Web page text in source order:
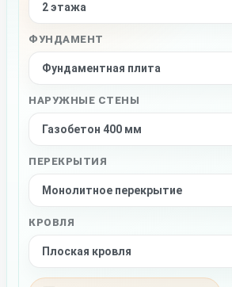
ФУНДАМЕНТ
НАРУЖНЫЕ СТЕНЫ
ПЕРЕКРЫТИЯ
КРОВЛЯ